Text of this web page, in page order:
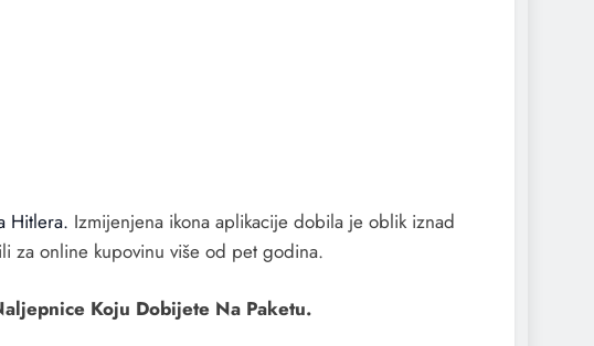
Hitlera. Izmijenjena ikona aplikacije dobila je oblik iznad
za online kupovinu više od pet godina.
Koju Dobijete Na Paketu.